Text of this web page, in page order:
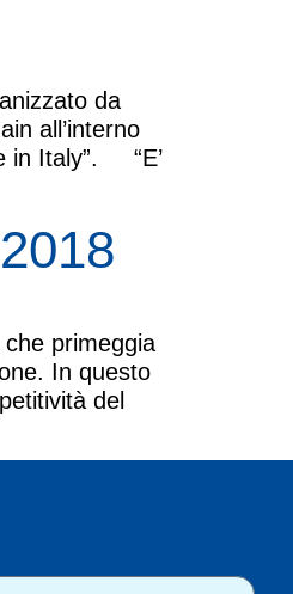
da
all’interno
in Italy”. “E’
che primeggia
In questo
del